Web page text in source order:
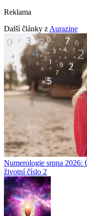
Reklama
Další články z Aurazine
Numerologie srpna 2026:
životní číslo 2